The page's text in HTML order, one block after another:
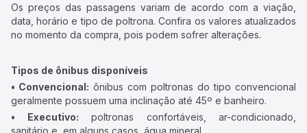
Os preços das passagens variam de acordo com a viação,
data, horário e tipo de poltrona. Confira os valores atualizados
no momento da compra, pois podem sofrer alterações.
Tipos de ônibus disponíveis
• Convencional: ônibus com poltronas do tipo convencional
geralmente possuem uma inclinação até 45º e banheiro.
• Executivo: poltronas confortáveis, ar-condicionado,
sanitário e, em alguns casos, água mineral.